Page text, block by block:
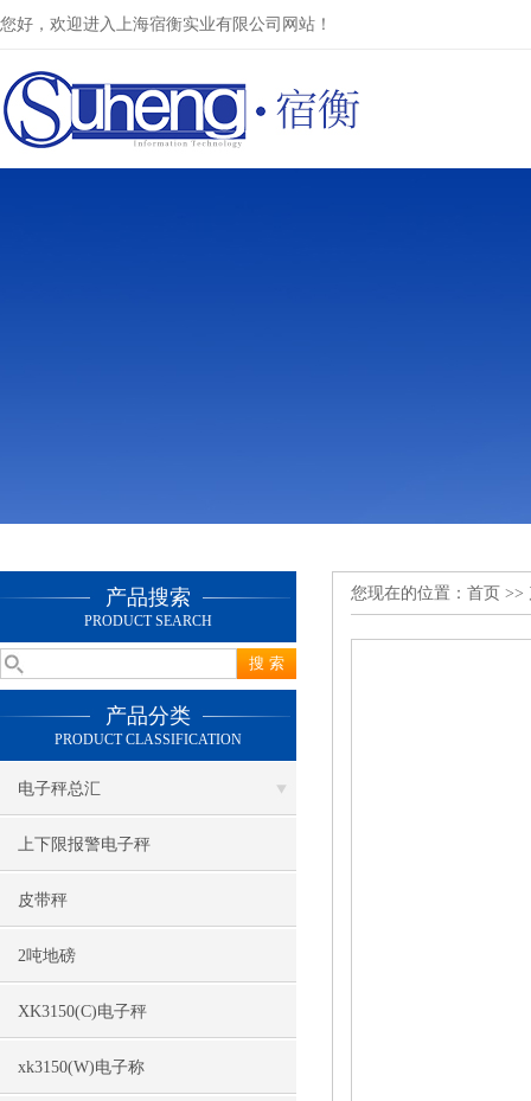
您好，欢迎进入上海宿衡实业有限公司网站！
产品搜索
PRODUCT SEARCH
产品分类
PRODUCT CLASSIFICATION
电子秤总汇
上下限报警电子秤
皮带秤
2吨地磅
XK3150(C)电子秤
xk3150(W)电子称
您现在的位置： 首页 >>